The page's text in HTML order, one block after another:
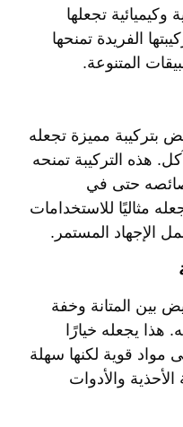
تجعلها
الفريدة تمنحها
المتنوعة.
بي في سي 90/100 الأبيض بتركيبة مميزة تجعله
هذه التركيبة تمنحه
حتى في
مثاليًا للاستخدامات
الإجهاد المستمر.
في سي 90/100 الأبيض بين المتانة وخفة
هذا يجعله خيارًا
مواد قوية لكنها سهلة
والأدوات